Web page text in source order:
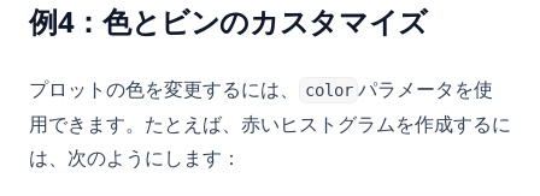
例4：色とビンのカスタマイズ
プロットの色を変更するには、 color パラメータを使
用できます。たとえば、赤いヒストグラムを作成するに
は、次のようにします：